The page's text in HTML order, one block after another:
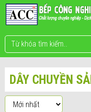
DÂY CHUYỀN